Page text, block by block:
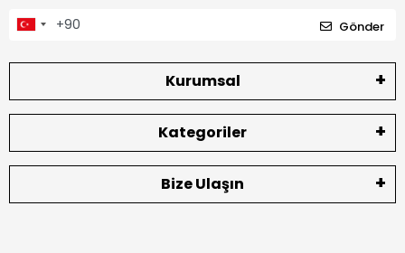
Gönder
Kurumsal
Kategoriler
Bize Ulaşın